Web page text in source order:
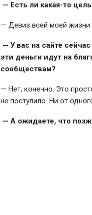
— Есть ли какая-то
— Девиз всей моей
— У вас на сайте
эти деньги идут на
сообществам?
— Нет, конечно. Это
не поступило. Ни от
— А ожидаете, что